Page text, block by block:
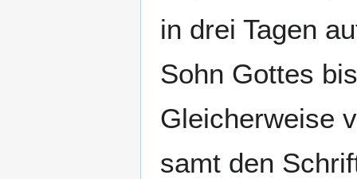
in drei Tagen
Sohn Gottes
Gleicherweise
samt den